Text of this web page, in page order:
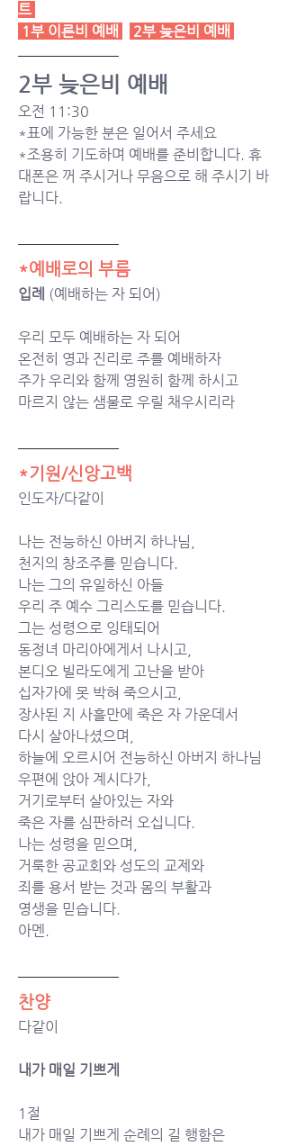
트
1부 이른비 예배
2부 늦은비 예배
2부 늦은비 예배
오전 11:30
*표에 가능한 분은 일어서 주세요
*조용히 기도하며 예배를 준비합니다. 휴
대폰은 꺼 주시거나 무음으로 해 주시기 바
랍니다.
*예배로의 부름
입례 (예배하는 자 되어)
우리 모두 예배하는 자 되어
온전히 영과 진리로 주를 예배하자
주가 우리와 함께 영원히 함께 하시고
마르지 않는 샘물로 우릴 채우시리라
*기원/신앙고백
인도자/다같이
나는 전능하신 아버지 하나님,
천지의 창조주를 믿습니다.
나는 그의 유일하신 아들
우리 주 예수 그리스도를 믿습니다.
그는 성령으로 잉태되어
동정녀 마리아에게서 나시고,
본디오 빌라도에게 고난을 받아
십자가에 못 박혀 죽으시고,
장사된 지 사흘만에 죽은 자 가운데서
다시 살아나셨으며,
하늘에 오르시어 전능하신 아버지 하나님
우편에 앉아 계시다가,
거기로부터 살아있는 자와
죽은 자를 심판하러 오십니다.
나는 성령을 믿으며,
거룩한 공교회와 성도의 교제와
죄를 용서 받는 것과 몸의 부활과
영생을 믿습니다.
아멘.
찬양
다같이
내가 매일 기쁘게
1절
내가 매일 기쁘게 순례의 길 행함은